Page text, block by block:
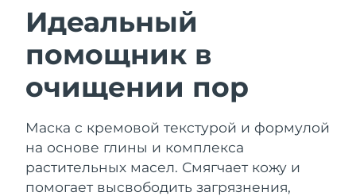
Идеальный
помощник в
очищении пор
Маска с кремовой текстурой и формулой
на основе глины и комплекса
растительных масел. Смягчает кожу и
помогает высвободить загрязнения,